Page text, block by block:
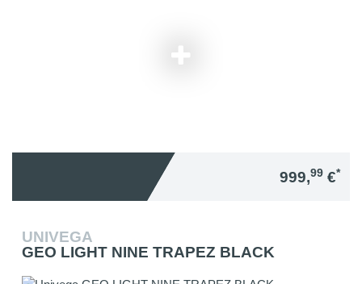
999,99 €*
UNIVEGA
GEO LIGHT NINE TRAPEZ BLACK